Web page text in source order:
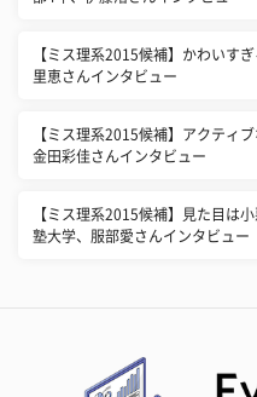
【ミス理系2015候補】かわいす
里恵さんインタビュー
【ミス理系2015候補】アクティ
金田彩佳さんインタビュー
【ミス理系2015候補】見た目は
塾大学、服部愛さんインタビュー